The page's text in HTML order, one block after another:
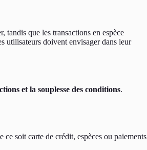
tandis que les transactions en espèce
utilisateurs doivent envisager dans leur
et la souplesse des conditions.
soit carte de crédit, espèces ou paiements